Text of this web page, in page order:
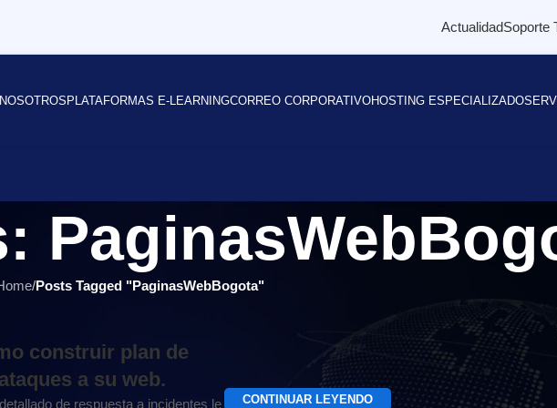
ActualidadSoporte
NOSOTROSPLATAFORMAS E-LEARNINGCORREO CORPORATIVOHOSTING ESPECIALIZADO
/Posts Tagged "PaginasWebBogota"
construir plan de
a su web.
de respuesta a incidentes le
CONTINUAR LEYENDO